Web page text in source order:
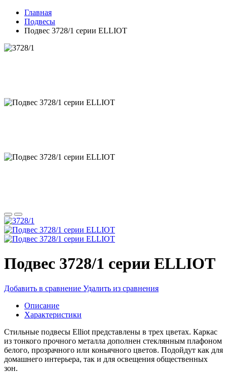
Главная
Подвесы
Подвес 3728/1 серии ELLIOT
Подвес 3728/1 серии ELLIOT
Добавить в сравнение Удалить из сравнения
Описание
Характеристики
Стильные подвесы Elliot представлены в трех цветах. Каркас
из тонкого прочного металла дополнен стеклянным плафоном
белого, прозрачного или коньячного цветов. Подойдут как для
домашнего интерьера, так и для освещения общественных
зон.